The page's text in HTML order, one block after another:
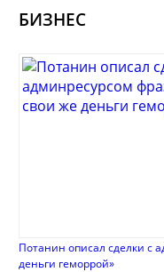
БИЗНЕС
Потанин описал сделки с
деньги геморрой»